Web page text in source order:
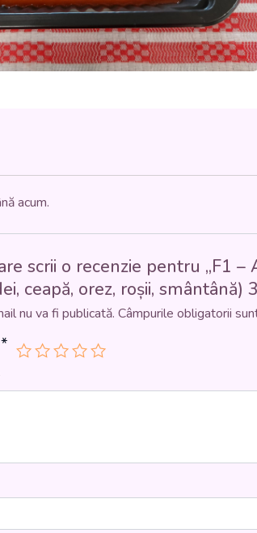
acum.
scrii o recenzie pentru „F1 –
ceapă, orez, roșii, smântână)
nu va fi publicată. Câmpurile obligatorii
*